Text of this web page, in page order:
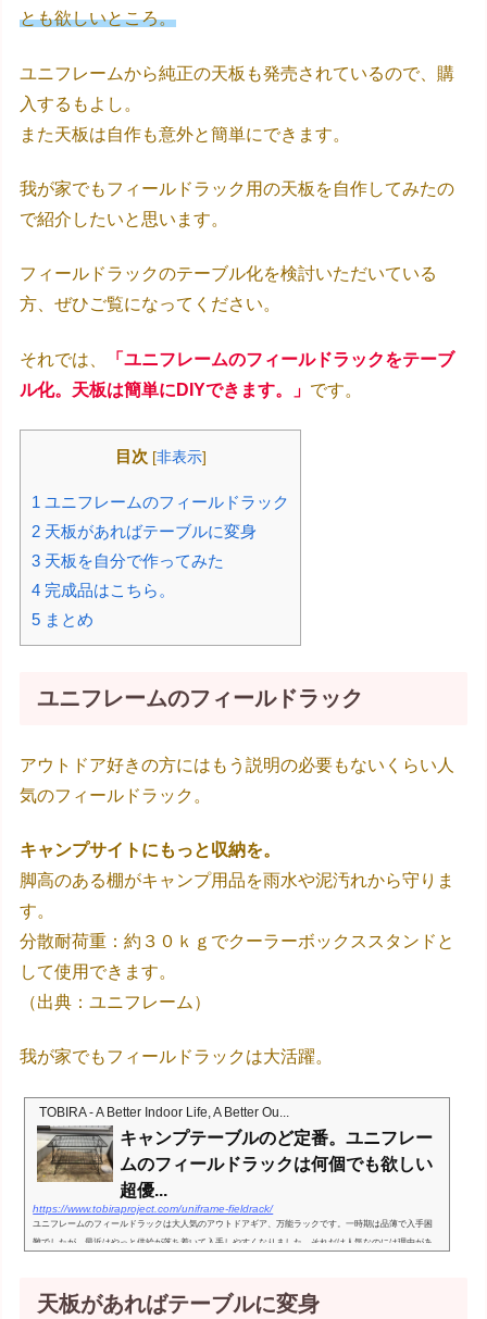
とも欲しいところ。
ユニフレームから純正の天板も発売されているので、購
入するもよし。
また天板は自作も意外と簡単にできます。
我が家でもフィールドラック用の天板を自作してみたの
で紹介したいと思います。
フィールドラックのテーブル化を検討いただいている
方、ぜひご覧になってください。
それでは、
「ユニフレームのフィールドラックをテーブ
ル化。天板は簡単にDIYできます。」 です。
目次 [非表示]
1 ユニフレームのフィールドラック
2 天板があればテーブルに変身
3 天板を自分で作ってみた
4 完成品はこちら。
5 まとめ
ユニフレームのフィールドラック
アウトドア好きの方にはもう説明の必要もないくらい人
気のフィールドラック。
キャンプサイトにもっと収納を。
脚高のある棚がキャンプ用品を雨水や泥汚れから守りま
す。
分散耐荷重：約３０ｋｇでクーラーボックススタンドと
して使用できます。
（出典：ユニフレーム）
我が家でもフィールドラックは大活躍。
TOBIRA - A Better Indoor Life, A Better Ou...
キャンプテーブルのど定番。ユニフレー
ムのフィールドラックは何個でも欲しい
超優...
https://www.tobiraproject.com/uniframe-fieldrack/
ユニフレームのフィールドラックは大人気のアウトドアギア、万能ラックです。一時期は品薄で入手困
難でしたが、最近はやっと供給が落ち着いて入手しやすくなりました。それだけ人気なのには理由があ
天板があればテーブルに変身